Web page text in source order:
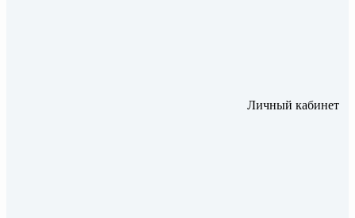
Личный кабинет